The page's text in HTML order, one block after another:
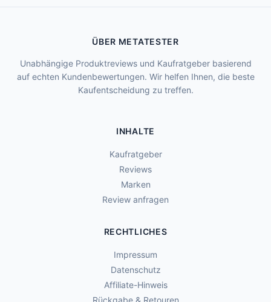
ÜBER METATESTER
Unabhängige Produktreviews und Kaufratgeber basierend
auf echten Kundenbewertungen. Wir helfen Ihnen, die beste
Kaufentscheidung zu treffen.
INHALTE
Kaufratgeber
Reviews
Marken
Review anfragen
RECHTLICHES
Impressum
Datenschutz
Affiliate-Hinweis
Rückgabe & Retouren